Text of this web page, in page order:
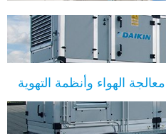
الهواء وأنظمة التهوية